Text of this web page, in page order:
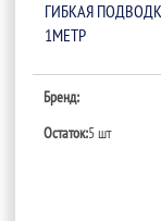
ГИБКАЯ
1МЕТР
Бренд:
Остаток:5 шт